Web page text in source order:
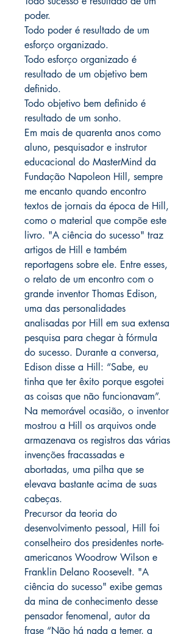
poder.
Todo poder é resultado de um
esforço organizado.
Todo esforço organizado é
resultado de um objetivo bem
definido.
Todo objetivo bem definido é
resultado de um sonho.
Em mais de quarenta anos como
aluno, pesquisador e instrutor
educacional do MasterMind da
Fundação Napoleon Hill, sempre
me encanto quando encontro
textos de jornais da época de Hill,
como o material que compõe este
livro. "A ciência do sucesso" traz
artigos de Hill e também
reportagens sobre ele. Entre esses,
o relato de um encontro com o
grande inventor Thomas Edison,
uma das personalidades
analisadas por Hill em sua extensa
pesquisa para chegar à fórmula
do sucesso. Durante a conversa,
Edison disse a Hill: “Sabe, eu
tinha que ter êxito porque esgotei
as coisas que não funcionavam”.
Na memorável ocasião, o inventor
mostrou a Hill os arquivos onde
armazenava os registros das várias
invenções fracassadas e
abortadas, uma pilha que se
elevava bastante acima de suas
cabeças.
Precursor da teoria do
desenvolvimento pessoal, Hill foi
conselheiro dos presidentes norte-
americanos Woodrow Wilson e
Franklin Delano Roosevelt. "A
ciência do sucesso" exibe gemas
da mina de conhecimento desse
pensador fenomenal, autor da
frase “Não há nada a temer, a